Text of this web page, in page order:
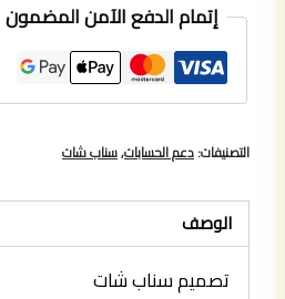
إتمام الدفع الآمن المضمون
التصنيفات:دعم الحسابات,سناب شات
الوصف
تصميم سناب شات